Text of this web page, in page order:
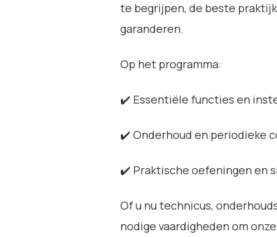
te begrijpen, de beste
garanderen.
Op het programma:
✔️ Essentiële functies en
✔️ Onderhoud en periodieke
✔️ Praktische oefeningen en
Of u nu technicus,
nodige vaardigheden om